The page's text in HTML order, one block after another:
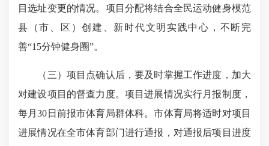
目选址变更的情况。项目分配将结合全民运动健身模范
县（市、区）创建、新时代文明实践中心，不断完
善“15分钟健身圈”。
（三）项目点确认后，要及时掌握工作进度，加大
对建设项目的督查力度。项目进展情况实行月报制度，
每月30日前报市体育局群体科。市体育局将适时对项目
进展情况在全市体育部门进行通报，对通报后项目进度